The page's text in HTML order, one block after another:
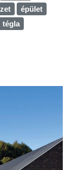
épület
tégla